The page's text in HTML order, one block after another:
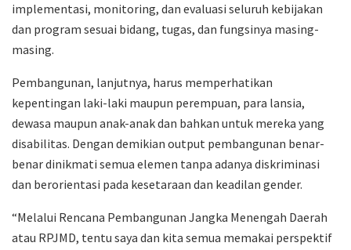
implementasi, monitoring, dan evaluasi seluruh kebijakan
dan program sesuai bidang, tugas, dan fungsinya masing-
masing.
Pembangunan, lanjutnya, harus memperhatikan
kepentingan laki-laki maupun perempuan, para lansia,
dewasa maupun anak-anak dan bahkan untuk mereka yang
disabilitas. Dengan demikian output pembangunan benar-
benar dinikmati semua elemen tanpa adanya diskriminasi
dan berorientasi pada kesetaraan dan keadilan gender.
“Melalui Rencana Pembangunan Jangka Menengah Daerah
atau RPJMD, tentu saya dan kita semua memakai perspektif